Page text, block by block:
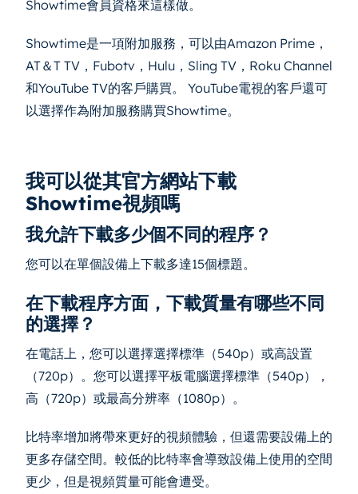
Showtime會員資格來這樣做。
Showtime是一項附加服務，可以由Amazon Prime，
AT＆T TV，Fubotv，Hulu，Sling TV，Roku Channel
和YouTube TV的客戶購買。 YouTube電視的客戶還可
以選擇作為附加服務購買Showtime。
我可以從其官方網站下載
Showtime視頻嗎
我允許下載多少個不同的程序？
您可以在單個設備上下載多達15個標題。
在下載程序方面，下載質量有哪些不同
的選擇？
在電話上，您可以選擇選擇標準（540p）或高設置
（720p）。您可以選擇平板電腦選擇標準（540p），
高（720p）或最高分辨率（1080p）。
比特率增加將帶來更好的視頻體驗，但還需要設備上的
更多存儲空間。較低的比特率會導致設備上使用的空間
更少，但是視頻質量可能會遭受。